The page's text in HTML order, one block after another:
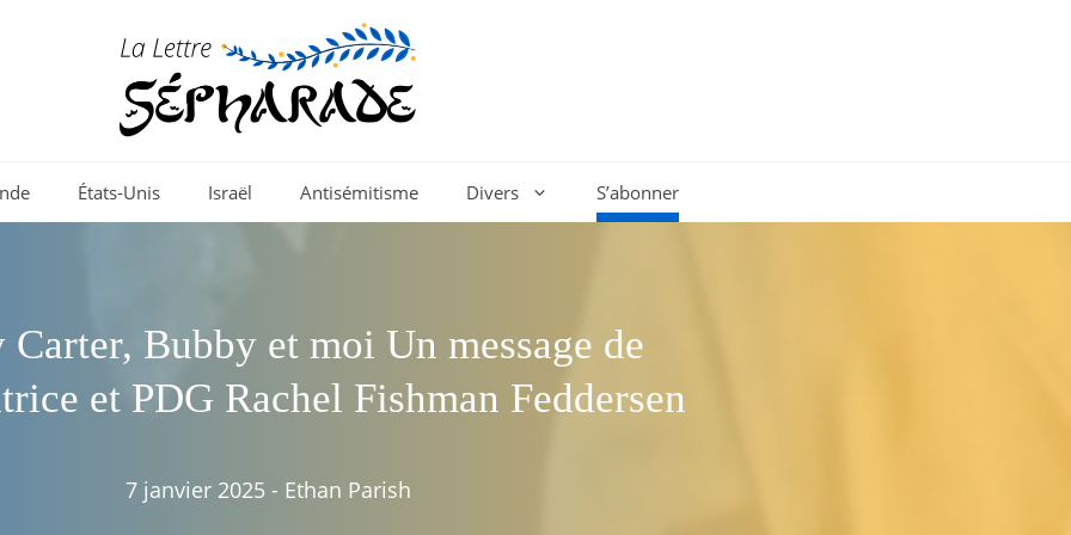
États-Unis Israël Antisémitisme Divers S’abonner
Carter, Bubby et moi Un message de
et PDG Rachel Fishman Feddersen
7 janvier 2025 - Ethan Parish